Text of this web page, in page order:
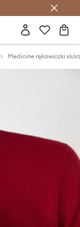
Medicine rękawiczki